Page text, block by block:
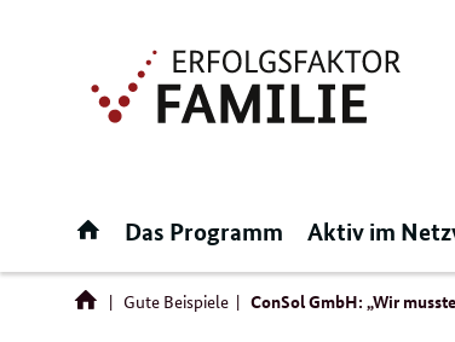
Startseite
Das Programm Aktiv im
Gute Beispiele ConSol GmbH: „Wir